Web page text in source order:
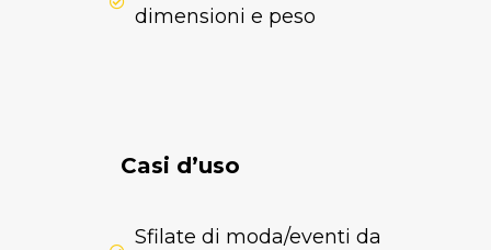
dimensioni e peso
Casi d’uso
Sfilate di moda/eventi da